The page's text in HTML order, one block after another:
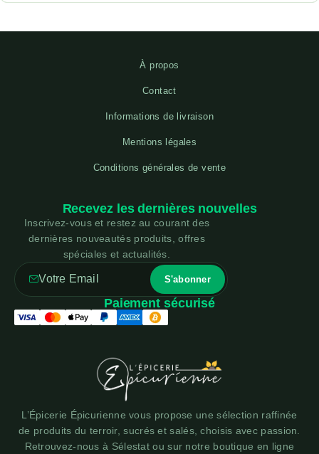
À propos
Contact
Informations de livraison
Mentions légales
Conditions générales de vente
L’Épicerie Épicurienne vous propose une sélection raffinée
de produits du terroir, sucrés et salés, choisis avec passion.
Retrouvez-nous à Sélestat ou sur notre boutique en ligne
Recevez les dernières nouvelles
Inscrivez-vous et restez au courant des
dernières nouveautés produits, offres
spéciales et actualités.
Paiement sécurisé